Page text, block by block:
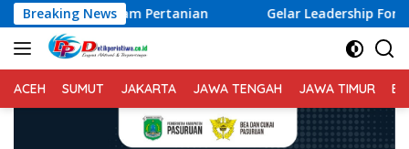
Langsung
ke
konten
Breaking News
Pertanian Gelar Leadership Forum, IKA Unhas
ACEH SUMUT JAKARTA JAWA TENGAH JAWA TIMUR